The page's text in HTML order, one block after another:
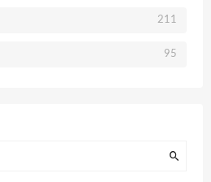
211
95